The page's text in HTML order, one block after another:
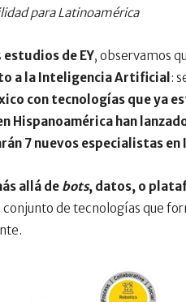
para Latinoamérica
estudios de EY, observamos
a la Inteligencia Artificial :
con tecnologías que ya
Hispanoamérica han
7 nuevos especialistas
allá de bots, datos, o
conjunto de tecnologías que